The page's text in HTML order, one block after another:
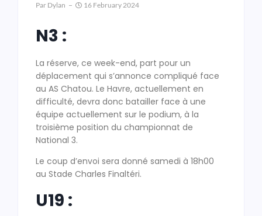
Par Dylan 16 February 2024
N3 :
La réserve, ce week-end, part pour un
déplacement qui s’annonce compliqué face
au AS Chatou. Le Havre, actuellement en
difficulté, devra donc batailler face à une
équipe actuellement sur le podium, à la
troisième position du championnat de
National 3.
Le coup d’envoi sera donné samedi à 18h00
au Stade Charles Finaltéri.
U19 :